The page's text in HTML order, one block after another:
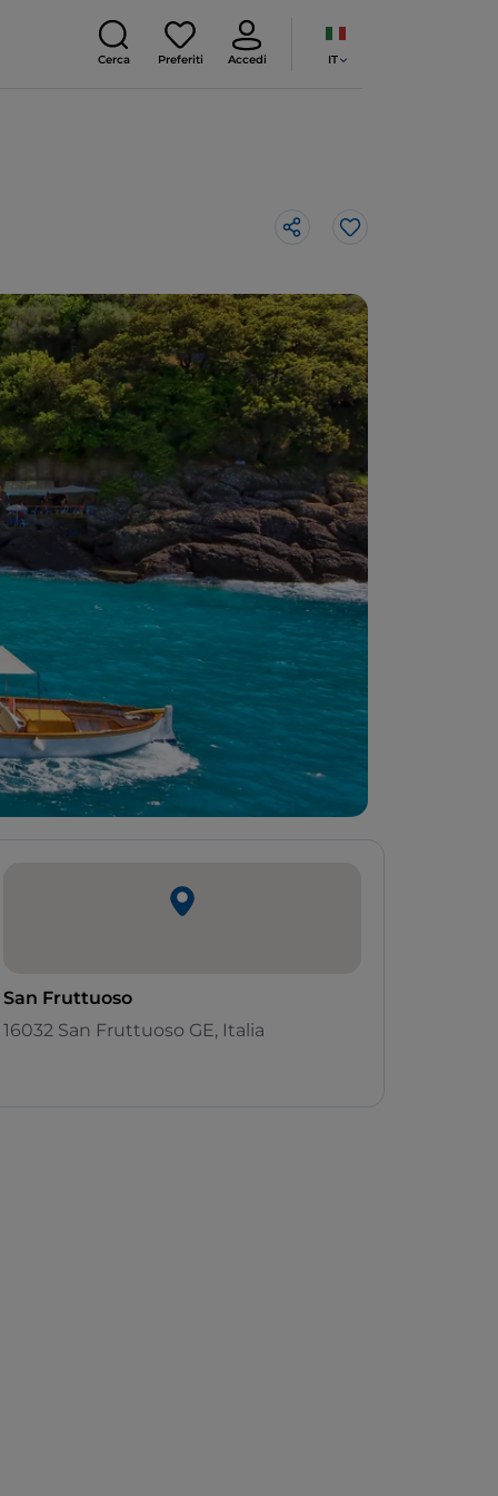
Cerca Preferiti Accedi IT
Like
San Fruttuoso
16032 San Fruttuoso GE, Italia